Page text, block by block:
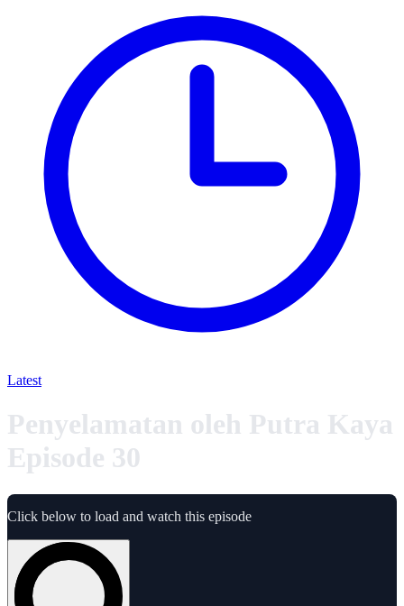
Latest
Penyelamatan oleh Putra Kaya
Episode 30
Click below to load and watch this episode